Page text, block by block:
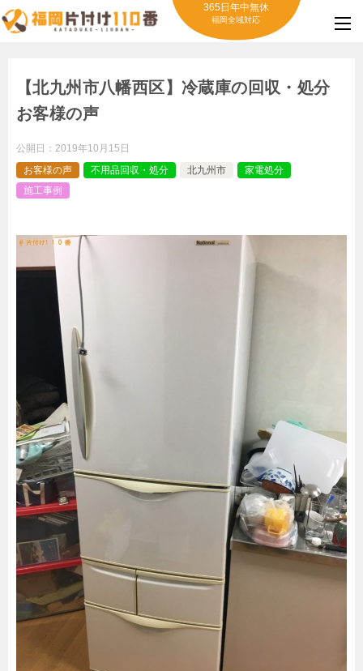
365日年中無休
福岡全域対応
【北九州市八幡西区】冷蔵庫の回収・処分
お客様の声
公開日： 2019年10月15日
お客様の声
不用品回収・処分 北九州市
家電処分
施工事例